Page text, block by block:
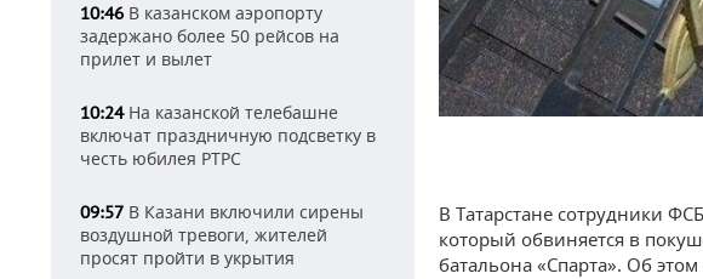
10:46 В казанском аэропорту
задержано более 50 рейсов на
прилет и вылет
10:24На казанской телебашне
включат праздничную подсветку в
честь юбилея РТРС
09:57 В Казани включили сирены
воздушной тревоги, жителей
просят пройти в укрытия
В Татарстане сотрудники
который обвиняется в
батальона «Спарта». Об